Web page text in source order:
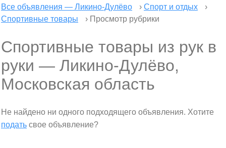
Все объявления — Ликино-Дулёво › Спорт и отдых
›
Спортивные товары
› Просмотр рубрики
Спортивные товары из рук в
руки — Ликино-Дулёво,
Московская область
Не найдено ни одного подходящего объявления. Хотите
подать свое объявление?